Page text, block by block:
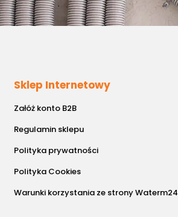
Sklep Internetowy
Załóż konto B2B
Regulamin sklepu
Polityka prywatności
Polityka Cookies
Warunki korzystania ze strony Waterm24